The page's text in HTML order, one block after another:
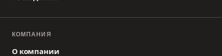
КОМПАНИЯ
О компании